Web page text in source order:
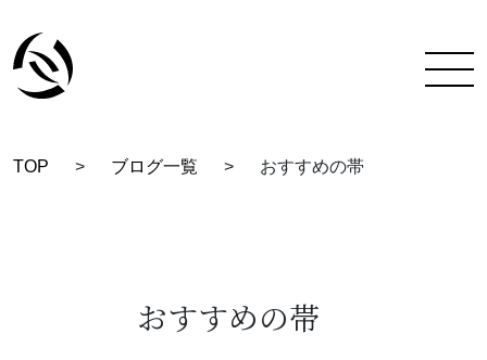
TOP > ブログ一覧 > おすすめの帯
おすすめの帯